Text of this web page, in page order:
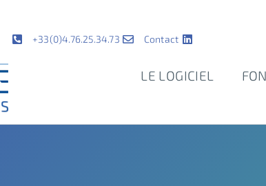
+33(0)4.76.25.34.73 Contact
LE LOGICIEL